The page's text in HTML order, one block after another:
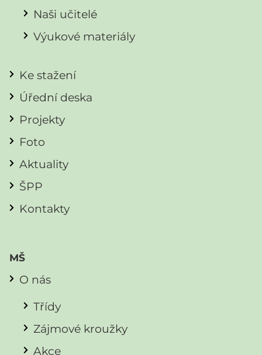
Naši učitelé
Výukové materiály
Ke stažení
Úřední deska
Projekty
Foto
Aktuality
ŠPP
Kontakty
MŠ
O nás
Třídy
Zájmové kroužky
Akce